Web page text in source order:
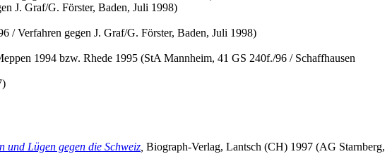
J. Graf/G. Förster, Baden, Juli 1998)
/ Verfahren gegen J. Graf/G. Förster, Baden, Juli 1998)
1994 bzw. Rhede 1995 (StA Mannheim, 41 GS 240f./96 / Schaffhausen
und Lügen gegen die Schweiz Biograph-Verlag, Lantsch (CH) 1997 (AG Starnberg,